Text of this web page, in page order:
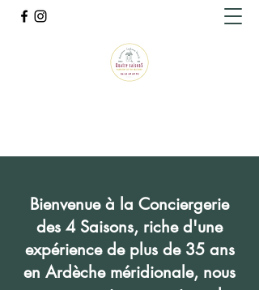
Bienvenue à la Conciergerie
des 4 Saisons, riche d'une
expérience de plus de 35 ans
en Ardèche méridionale, nous